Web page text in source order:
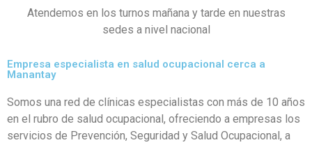
Atendemos en los turnos mañana y tarde en nuestras
sedes a nivel nacional
Empresa especialista en salud ocupacional cerca a
Manantay
Somos una red de clínicas especialistas con más de 10 años
en el rubro de salud ocupacional, ofreciendo a empresas los
servicios de Prevención, Seguridad y Salud Ocupacional, a